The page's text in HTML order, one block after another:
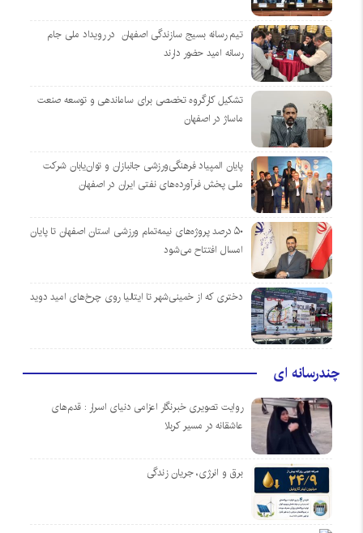
تیم رسانه بسیج سازندگی اصفهان در رویداد ملی جام
رسانه امید حضور دارند
تشکیل کارگروه تخصصی برای ساماندهی و توسعه صنعت
ماساژ در اصفهان
پایان المپیاد فرهنگی‌ورزشی جانبازان و توان‌یابان شرکت
ملی پخش فرآورده‌های نفتی ایران در اصفهان
۵۰ درصد پروژه‌های نیمه‌تمام ورزشی استان اصفهان تا پایان
امسال افتتاح می‌شود
دختری که از خمینی‌شهر تا ایتالیا روی چرخ‌های امید دوید
چندرسانه ای
روایت تصویری خبرنگار اعزامی دنیای اسرار : قدم‌های
عاشقانه در مسیر کربلا
برق و انرژی، جریان زندگی